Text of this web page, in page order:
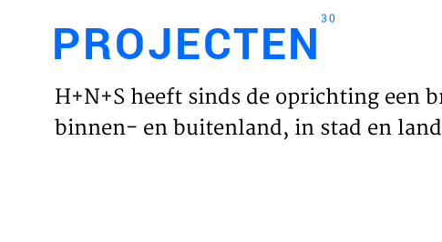
HOME
PROJECTEN30
H+N+S heeft sinds de oprichting een
binnen- en buitenland, in stad en